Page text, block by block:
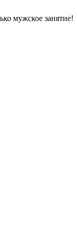
мужское занятие!